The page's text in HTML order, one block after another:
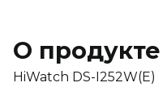
О продукте
HiWatch DS-I252W(E)